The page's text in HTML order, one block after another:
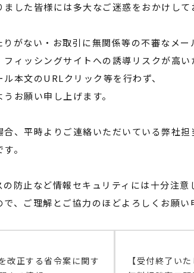
した皆様には多大なご迷惑をおかけして
がない・お取引に無関係等の不審なメー
ィッシングサイトへの誘導リスクが高い
本文のURLクリック等を行わず、
お願い申し上げます。
、平時よりご連絡いただいている弊社担
。
防止など情報セキュリティには十分注意
、ご理解とご協力のほどよろしくお願い
改正する省令案に関す
【受付終了い